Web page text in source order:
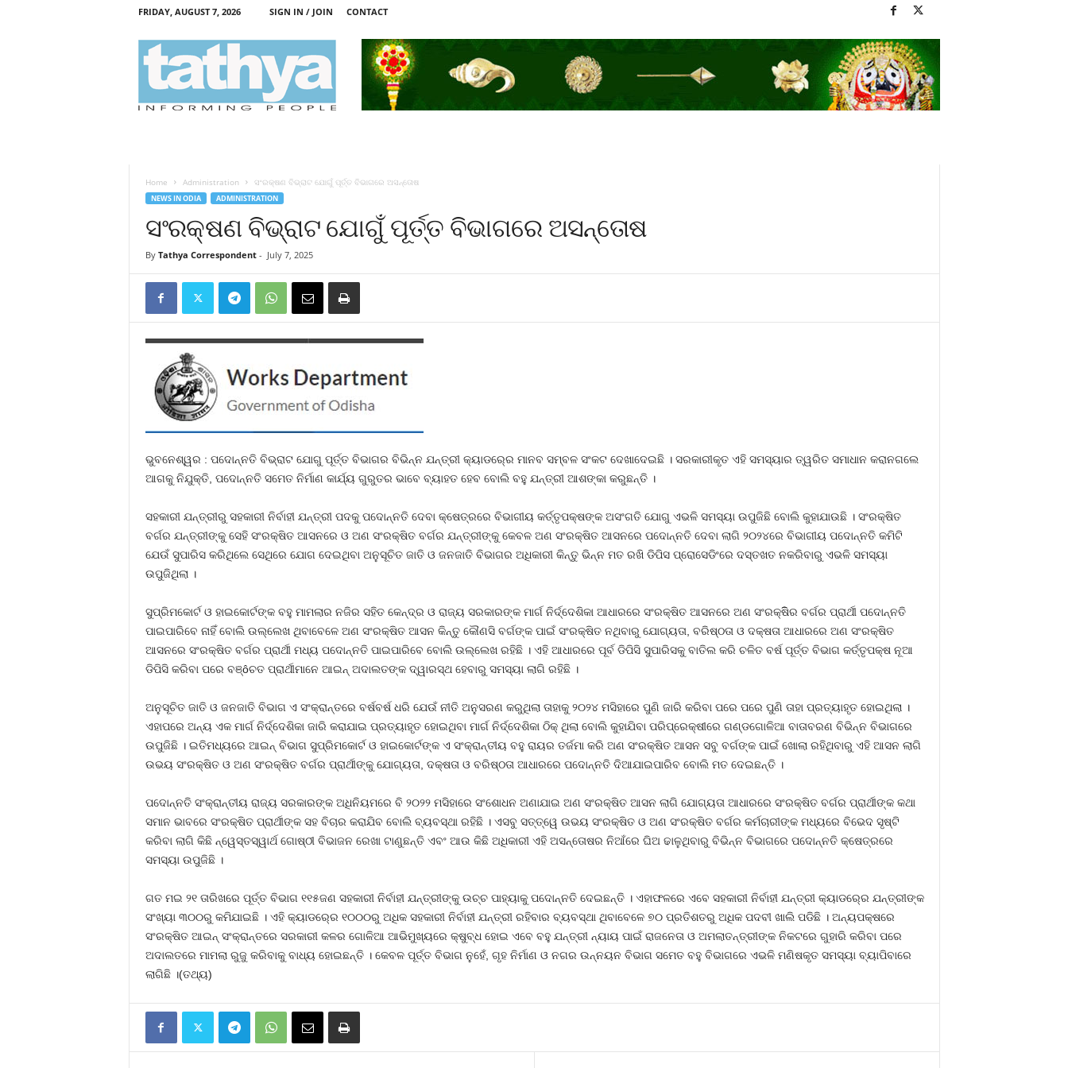
FRIDAY, AUGUST 7, 2026 SIGN IN / JOIN CONTACT
Home Administration ସଂରକ୍ଷଣ ବିଭ୍ରାଟ ଯୋଗୁଁ ପୂର୍ତ୍ତ ବିଭାଗରେ ଅସନ୍ତୋଷ
NEWS IN ODIA ADMINISTRATION
ସଂରକ୍ଷଣ ବିଭ୍ରାଟ ଯୋଗୁଁ ପୂର୍ତ୍ତ ବିଭାଗରେ ଅସନ୍ତୋଷ
By Tathya Correspondent- July 7, 2025
ଭୁବନେଶ୍ୱର : ପଦୋନ୍ନତି ବିଭ୍ରାଟ ଯୋଗୁ ପୂର୍ତ୍ତ ବିଭାଗର ବିଭିନ୍ନ ଯନ୍ତ୍ରୀ କ୍ୟାଡର୍‍ରେ ମାନବ ସମ୍ବଳ ସଂକଟ ଦେଖାଦେଇଛି । ସରକାରୀକୃତ ଏହି ସମସ୍ୟାର ତ୍ୱରିତ ସମାଧାନ କରାନଗଲେ
ଆଗକୁ ନିଯୁକ୍ତି, ପଦୋନ୍ନତି ସମେତ ନିର୍ମାଣ କାର୍ଯ୍ୟ ଗୁରୁତର ଭାବେ ବ୍ୟାହତ ହେବ ବୋଲି ବହୁ ଯନ୍ତ୍ରୀ ଆଶଙ୍କା କରୁଛନ୍ତି ।
ସହକାରୀ ଯନ୍ତ୍ରୀରୁ ସହକାରୀ ନିର୍ବାହୀ ଯନ୍ତ୍ରୀ ପଦକୁ ପଦୋନ୍ନତି ଦେବା କ୍ଷେତ୍ରରେ ବିଭାଗୀୟ କର୍ତ୍ତୃପକ୍ଷଙ୍କ ଅସଂଗତି ଯୋଗୁ ଏଭଳି ସମସ୍ୟା ଉପୁଜିଛି ବୋଲି କୁହାଯାଉଛି । ସଂରକ୍ଷିତ
ବର୍ଗର ଯନ୍ତ୍ରୀଙ୍କୁ ସେହି ସଂରକ୍ଷିତ ଆସନରେ ଓ ଅଣ ସଂରକ୍ଷିତ ବର୍ଗର ଯନ୍ତ୍ରୀଙ୍କୁ କେବଳ ଅଣ ସଂରକ୍ଷିତ ଆସନରେ ପଦୋନ୍ନତି ଦେବା ଲାଗି ୨୦୨୪ରେ ବିଭାଗୀୟ ପଦୋନ୍ନତି କମିଟି
ଯେଉଁ ସୁପାରିସ କରିଥିଲେ ସେଥିରେ ଯୋଗ ଦେଇଥିବା ଅନୁସୂଚିତ ଜାତି ଓ ଜନଜାତି ବିଭାଗର ଅଧିକାରୀ କିନ୍ତୁ ଭିନ୍ନ ମତ ରଖି ଡିପିସ ପ୍ରୋସେଡିଂରେ ଦସ୍ତଖତ ନକରିବାରୁ ଏଭଳି ସମସ୍ୟା
ଉପୁଜିଥିଲା ।
ସୁପ୍ରିମକୋର୍ଟ ଓ ହାଇକୋର୍ଟଙ୍କ ବହୁ ମାମଲାର ନଜିର ସହିତ କେନ୍ଦ୍ର ଓ ରାଜ୍ୟ ସରକାରଙ୍କ ମାର୍ଗ ନିର୍ଦ୍ଦେଶିକା ଆଧାରରେ ସଂରକ୍ଷିତ ଆସନରେ ଅଣ ସଂରକ୍ଷିିର ବର୍ଗର ପ୍ରାର୍ଥୀ ପଦୋନ୍ନତି
ପାଇପାରିବେ ନାହିଁ ବୋଲି ଉଲ୍ଲେଖ ଥିବାବେଳେ ଅଣ ସଂରକ୍ଷିତ ଆସନ କିନ୍ତୁ କୌଣସି ବର୍ଗଙ୍କ ପାଇଁ ସଂରକ୍ଷିତ ନଥିବାରୁ ଯୋଗ୍ୟତା, ବରିଷ୍ଠତା ଓ ଦକ୍ଷତା ଆଧାରରେ ଅଣ ସଂରକ୍ଷିତ
ଆସନରେ ସଂରକ୍ଷିତ ବର୍ଗର ପ୍ରାର୍ଥୀ ମଧ୍ୟ ପଦୋନ୍ନତି ପାଇପାରିବେ ବୋଲି ଉଲ୍ଲେଖ ରହିଛି । ଏହି ଆଧାରରେ ପୂର୍ବ ଡିପିସି ସୁପାରିସକୁ ବାତିଲ କରି ଚଳିତ ବର୍ଷ ପୂର୍ତ୍ତ ବିଭାଗ କର୍ତ୍ତୃପକ୍ଷ ନୂଆ
ଡିପିସି କରିବା ପରେ ବଞ୍ôଚତ ପ୍ରାର୍ଥୀମାନେ ଆଇନ୍‍ ଅଦାଲତଙ୍କ ଦ୍ୱାରସ୍ଥ ହେବାରୁ ସମସ୍ୟା ଲାଗି ରହିଛି ।
ଅନୁସୂଚିତ ଜାତି ଓ ଜନଜାତି ବିଭାଗ ଏ ସଂକ୍ରାନ୍ତରେ ବର୍ଷବର୍ଷ ଧରି ଯେଉଁ ନୀତି ଅନୁସରଣ କରୁଥିଲା ତାହାକୁ ୨୦୨୪ ମସିହାରେ ପୁଣି ଜାରି କରିବା ପରେ ପରେ ପୁଣି ତାହା ପ୍ରତ୍ୟାହୃତ ହୋଇଥିଲା ।
ଏହାପରେ ଅନ୍ୟ ଏକ ମାର୍ଗ ନିର୍ଦ୍ଦେଶିକା ଜାରି କରାଯାଇ ପ୍ରତ୍ୟାହୃତ ହୋଇଥିବା ମାର୍ଗ ନିର୍ଦ୍ଦେଶିକା ଠିକ୍‍ ଥିଲା ବୋଲି କୁହାଯିବା ପରିପ୍ରେକ୍ଷୀରେ ଗଣ୍ଡଗୋଳିଆ ବାତାବରଣ ବିଭିନ୍ନ ବିଭାଗରେ
ଉପୁଜିଛି । ଇତିମଧ୍ୟରେ ଆଇନ୍‍ ବିଭାଗ ସୁପ୍ରିମକୋର୍ଟ ଓ ହାଇକୋର୍ଟଙ୍କ ଏ ସଂକ୍ରାନ୍ତୀୟ ବହୁ ରାୟର ତର୍ଜମା କରି ଅଣ ସଂରକ୍ଷିତ ଆସନ ସବୁ ବର୍ଗଙ୍କ ପାଇଁ ଖୋଲା ରହିଥିବାରୁ ଏହି ଆସନ ଲାଗି
ଉଭୟ ସଂରକ୍ଷିତ ଓ ଅଣ ସଂରକ୍ଷିତ ବର୍ଗର ପ୍ରାର୍ଥୀଙ୍କୁ ଯୋଗ୍ୟତା, ଦକ୍ଷତା ଓ ବରିଷ୍ଠତା ଆଧାରରେ ପଦୋନ୍ନତି ଦିଆଯାଇପାରିବ ବୋଲି ମତ ଦେଇଛନ୍ତି ।
ପଦୋନ୍ନତି ସଂକ୍ରାନ୍ତୀୟ ରାଜ୍ୟ ସରକାରଙ୍କ ଅଧିନିୟମରେ ବି ୨୦୨୨ ମସିହାରେ ସଂଶୋଧନ ଅଣାଯାଇ ଅଣ ସଂରକ୍ଷିତ ଆସନ ଲାଗି ଯୋଗ୍ୟତା ଆଧାରରେ ସଂରକ୍ଷିତ ବର୍ଗର ପ୍ରାର୍ଥୀଙ୍କ କଥା
ସମାନ ଭାବରେ ସଂରକ୍ଷିତ ପ୍ରାର୍ଥୀଙ୍କ ସହ ବିଚାର କରାଯିବ ବୋଲି ବ୍ୟବସ୍ଥା ରହିଛି । ଏସବୁ ସତ୍ତ୍ୱେ ଉଭୟ ସଂରକ୍ଷିତ ଓ ଅଣ ସଂରକ୍ଷିତ ବର୍ଗର କର୍ମଚାରୀଙ୍କ ମଧ୍ୟରେ ବିଭେଦ ସୃଷ୍ଟି
କରିବା ଲାଗି କିଛି ନ୍ୱେସ୍ତସ୍ୱାର୍ଥ ଗୋଷ୍ଠୀ ବିଭାଜନ ରେଖା ଟାଣୁଛନ୍ତି ଏବଂ ଆଉ କିଛି ଅଧିକାରୀ ଏହି ଅସନ୍ତୋଷର ନିଆଁରେ ଘିଅ ଢାଳୁଥିବାରୁ ବିଭିନ୍ନ ବିଭାଗରେ ପଦୋନ୍ନତି କ୍ଷେତ୍ରରେ
ସମସ୍ୟା ଉପୁଜିଛି ।
ଗତ ମଇ ୨୧ ତାରିଖରେ ପୂର୍ତ୍ତ ବିଭାଗ ୧୧୫ଜଣ ସହକାରୀ ନିର୍ବାହୀ ଯନ୍ତ୍ରୀଙ୍କୁ ଉଚ୍ଚ ପାହ୍ୟାକୁ ପଦୋନ୍ନତି ଦେଇଛନ୍ତି । ଏହାଫଳରେ ଏବେ ସହକାରୀ ନିର୍ବାହୀ ଯନ୍ତ୍ରୀ କ୍ୟାଡର୍‍ରେ ଯନ୍ତ୍ରୀଙ୍କ
ସଂଖ୍ୟା ୩୦୦ରୁ କମିଯାଇଛି । ଏହି କ୍ୟାଡର୍‍ରେ ୧୦୦୦ରୁ ଅଧିକ ସହକାରୀ ନିର୍ବାହୀ ଯନ୍ତ୍ରୀ ରହିବାର ବ୍ୟବସ୍ଥା ଥିବାବେଳେ ୭୦ ପ୍ରତିଶତରୁ ଅଧିକ ପଦବୀ ଖାଲି ପଡିଛି । ଅନ୍ୟପକ୍ଷରେ
ସଂରକ୍ଷିତ ଆଇନ୍‍ ସଂକ୍ରାନ୍ତରେ ସରକାରୀ କଳର ଗୋଳିଆ ଆଭିମୁଖ୍ୟରେ କ୍ଷୁବ୍ଧ ହୋଇ ଏବେ ବହୁ ଯନ୍ତ୍ରୀ ନ୍ୟାୟ ପାଇଁ ରାଜନେତା ଓ ଅମଲାତନ୍ତ୍ରୀଙ୍କ ନିକଟରେ ଗୁହାରି କରିବା ପରେ
ଅଦାଲତରେ ମାମଲା ରୁଜୁ କରିବାକୁ ବାଧ୍ୟ ହୋଇଛନ୍ତି । କେବଳ ପୂର୍ତ୍ତ ବିଭାଗ ନୁହେଁ, ଗୃହ ନିର୍ମାଣ ଓ ନଗର ଉନ୍ନୟନ ବିଭାଗ ସମେତ ବହୁ ବିଭାଗରେ ଏଭଳି ମଣିଷକୃତ ସମସ୍ୟା ବ୍ୟାପିବାରେ
ଲାଗିଛି ।(ତଥ୍ୟ)